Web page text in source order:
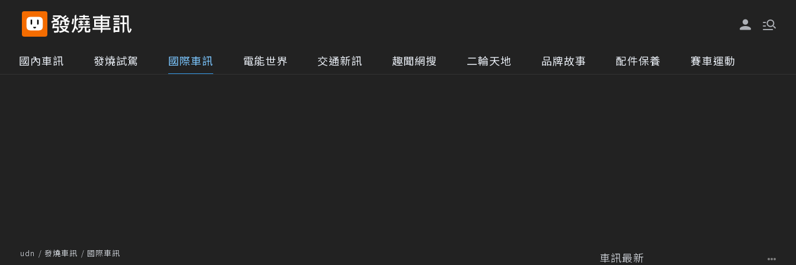
國內車訊 發燒試駕 國際車訊 電能世界 交通新訊 趣聞網搜 二輪天地 品牌故事 配件保養 賽車運動
udn 發燒車訊 國際車訊 車訊最新